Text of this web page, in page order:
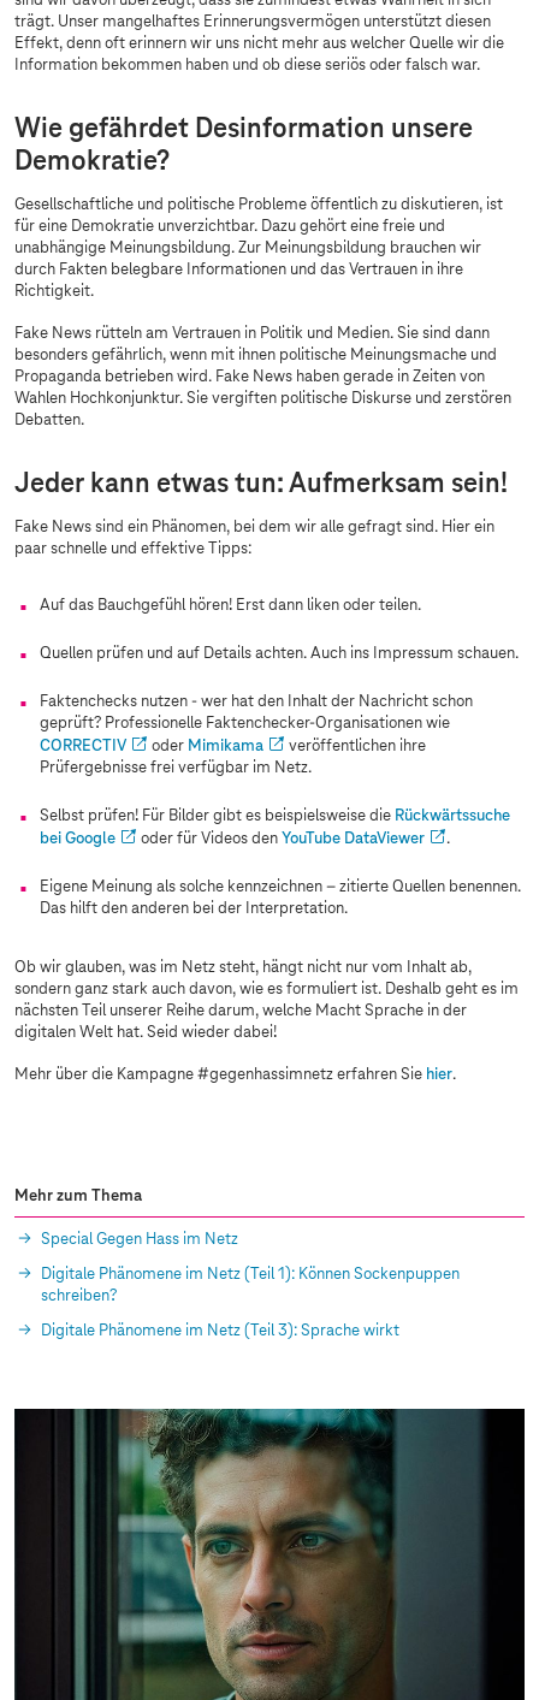
trägt. Unser mangelhaftes Erinnerungsvermögen unterstützt diesen
Effekt, denn oft erinnern wir uns nicht mehr aus welcher Quelle wir die
Information bekommen haben und ob diese seriös oder falsch war.
Wie gefährdet Desinformation unsere
Demokratie?
Gesellschaftliche und politische Probleme öffentlich zu diskutieren, ist
für eine Demokratie unverzichtbar. Dazu gehört eine freie und
unabhängige Meinungsbildung. Zur Meinungsbildung brauchen wir
durch Fakten belegbare Informationen und das Vertrauen in ihre
Richtigkeit.
Fake News rütteln am Vertrauen in Politik und Medien. Sie sind dann
besonders gefährlich, wenn mit ihnen politische Meinungsmache und
Propaganda betrieben wird. Fake News haben gerade in Zeiten von
Wahlen Hochkonjunktur. Sie vergiften politische Diskurse und zerstören
Debatten.
Jeder kann etwas tun: Aufmerksam sein!
Fake News sind ein Phänomen, bei dem wir alle gefragt sind. Hier ein
paar schnelle und effektive Tipps:
Auf das Bauchgefühl hören! Erst dann liken oder teilen.
Quellen prüfen und auf Details achten. Auch ins Impressum schauen.
Faktenchecks nutzen - wer hat den Inhalt der Nachricht schon
geprüft? Professionelle Faktenchecker-Organisationen wie
CORRECTIV
oder Mimikama
veröffentlichen ihre
Prüfergebnisse frei verfügbar im Netz.
Selbst prüfen! Für Bilder gibt es beispielsweise die Rückwärtssuche
bei Google
oder für Videos den YouTube DataViewer .
Eigene Meinung als solche kennzeichnen – zitierte Quellen benennen.
Das hilft den anderen bei der Interpretation.
Ob wir glauben, was im Netz steht, hängt nicht nur vom Inhalt ab,
sondern ganz stark auch davon, wie es formuliert ist. Deshalb geht es im
nächsten Teil unserer Reihe darum, welche Macht Sprache in der
digitalen Welt hat. Seid wieder dabei!
Mehr über die Kampagne #gegenhassimnetz erfahren Sie hier.
Mehr zum Thema
Special Gegen Hass im Netz
Digitale Phänomene im Netz (Teil 1): Können Sockenpuppen
schreiben?
Digitale Phänomene im Netz (Teil 3): Sprache wirkt